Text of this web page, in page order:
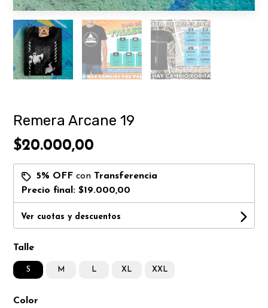
Remera Arcane 19
$20.000,00
5% OFF con Transferencia
Precio final:$19.000,00
Ver cuotas y descuentos
Talle
S M L XL XXL
Color